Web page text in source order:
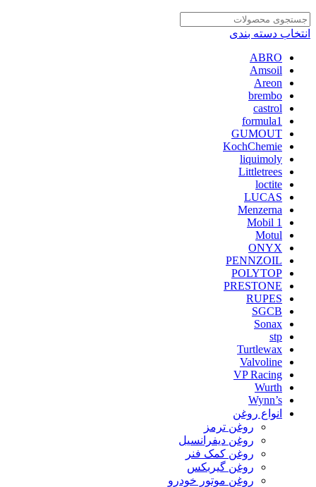
انتخاب دسته بندی
ABRO
Amsoil
Areon
brembo
castrol
formula1
GUMOUT
KochChemie
liquimoly
Littletrees
loctite
LUCAS
Menzerna
Mobil 1
Motul
ONYX
PENNZOIL
POLYTOP
PRESTONE
RUPES
SGCB
Sonax
stp
Turtlewax
Valvoline
VP Racing
Wurth
Wynn’s
انواع روغن
روغن ترمز
روغن دیفرانسیل
روغن کمک فنر
روغن گیربکس
روغن موتور خودرو